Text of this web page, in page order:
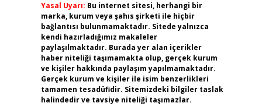
Yasal Uyarı: Bu internet sitesi, herhangi bir
marka, kurum veya şahıs şirketi ile hiçbir
bağlantısı bulunmamaktadır. Sitede yalnızca
kendi hazırladığımız makaleler
paylaşılmaktadır. Burada yer alan içerikler
haber niteliği taşımamakta olup, gerçek kurum
ve kişiler hakkında paylaşım yapılmamaktadır.
Gerçek kurum ve kişiler ile isim benzerlikleri
tamamen tesadüfidir. Sitemizdeki bilgiler taslak
halindedir ve tavsiye niteliği taşımazlar.